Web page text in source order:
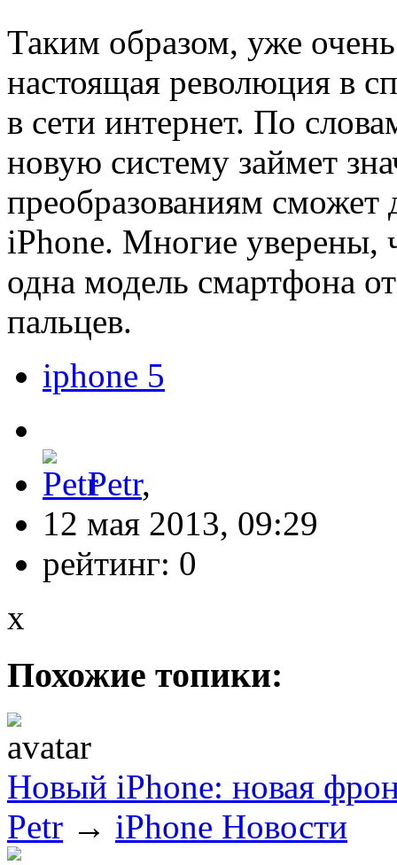
Таким образом, уже
настоящая революция в
в сети интернет. По
новую систему займет
преобразованиям
iPhone. Многие уверены,
одна модель смартфона
пальцев.
iphone 5
Petr,
12 мая 2013, 09:29
рейтинг: 0
x
Похожие топики:
Новый iPhone: новая
Petr → iPhone Новости